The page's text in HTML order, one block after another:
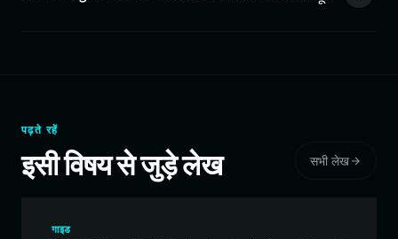
पढ़ते रहें
इसी विषय से जुड़े लेख सभी लेख
गाइड